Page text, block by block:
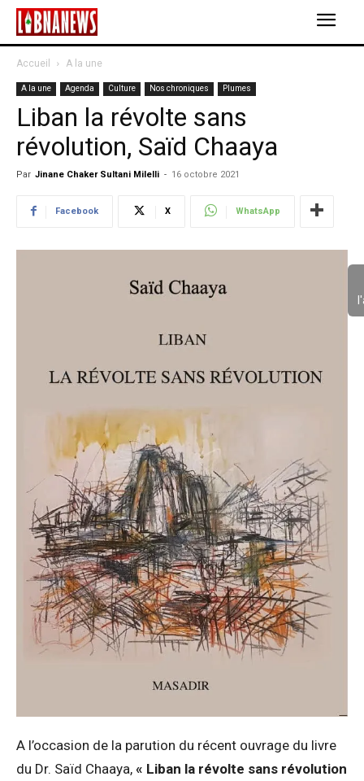
Accueil A la une
A la une Agenda Culture Nos chroniques Plumes
Liban la révolte sans
révolution, Saïd Chaaya
Par Jinane Chaker Sultani Milelli - 16 octobre 2021
Facebook X WhatsApp
A l’occasion de la parution du récent ouvrage du livre
du Dr. Saïd Chaaya, « Liban la révolte sans révolution